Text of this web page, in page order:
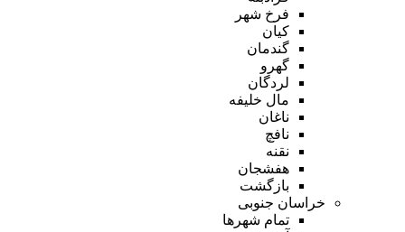
فرخ شهر
کیان
گندمان
گهرو
لردگان
مال خلیفه
ناغان
نافچ
نقنه
هفشجان
بازگشت
خراسان جنوبی
تمام شهر‌ها